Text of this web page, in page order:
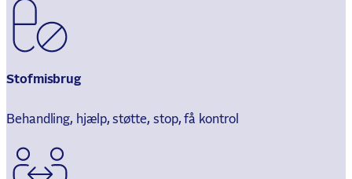
Stofmisbrug
Behandling, hjælp, støtte, stop, få kontrol